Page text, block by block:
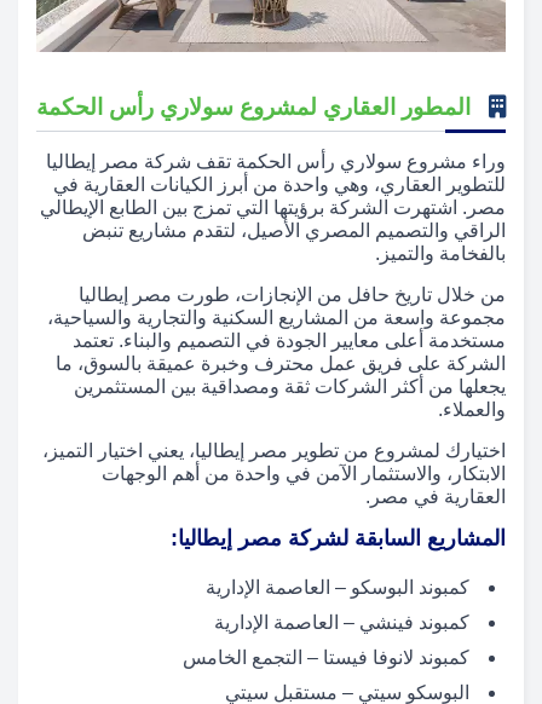
المطور العقاري لمشروع سولاري رأس الحكمة
وراء مشروع سولاري رأس الحكمة تقف شركة مصر إيطاليا
للتطوير العقاري، وهي واحدة من أبرز الكيانات العقارية في
مصر. اشتهرت الشركة برؤيتها التي تمزج بين الطابع الإيطالي
الراقي والتصميم المصري الأصيل، لتقدم مشاريع تنبض
بالفخامة والتميز.
من خلال تاريخ حافل من الإنجازات، طورت مصر إيطاليا
مجموعة واسعة من المشاريع السكنية والتجارية والسياحية،
مستخدمة أعلى معايير الجودة في التصميم والبناء. تعتمد
الشركة على فريق عمل محترف وخبرة عميقة بالسوق، ما
يجعلها من أكثر الشركات ثقة ومصداقية بين المستثمرين
والعملاء.
اختيارك لمشروع من تطوير مصر إيطاليا، يعني اختيار التميز،
الابتكار، والاستثمار الآمن في واحدة من أهم الوجهات
العقارية في مصر.
المشاريع السابقة لشركة مصر إيطاليا:
كمبوند البوسكو – العاصمة الإدارية
كمبوند فينشي – العاصمة الإدارية
كمبوند لانوفا فيستا – التجمع الخامس
البوسكو سيتي – مستقبل سيتي